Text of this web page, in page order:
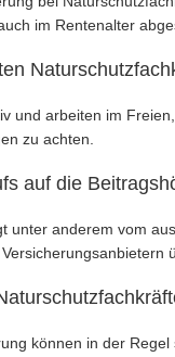
im Rentenalter
und arbeiten im
zu achten.
auf die
unter anderem vom
können in der